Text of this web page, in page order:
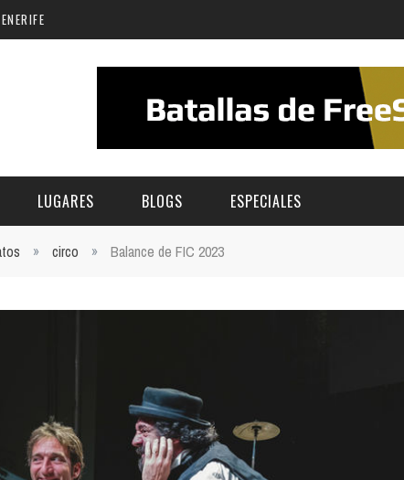
Santa Cruz | La Laguna
Islas
LUGARES
LOCALES CON ACTUACIONES
COMERCIO
BLOGS ESPECIALES
XXVII VERANO DE CUENTO
» circo » Balance de FIC 2023